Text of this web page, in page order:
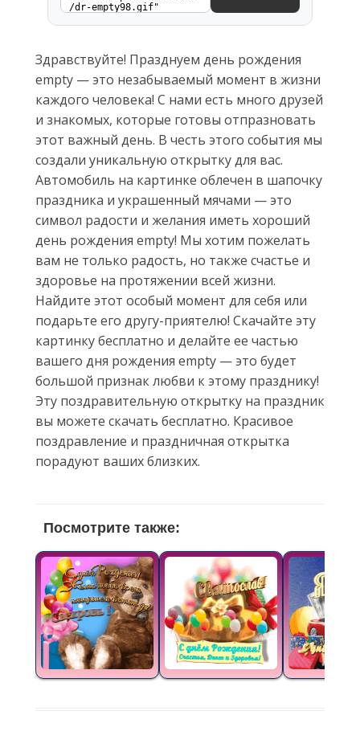
Здравствуйте! Празднуем день рождения
empty — это незабываемый момент в жизни
каждого человека! С нами есть много друзей
и знакомых, которые готовы отпразновать
этот важный день. В честь этого события мы
создали уникальную открытку для вас.
Автомобиль на картинке облечен в шапочку
праздника и украшенный мячами — это
символ радости и желания иметь хороший
день рождения empty! Мы хотим пожелать
вам не только радость, но также счастье и
здоровье на протяжении всей жизни.
Найдите этот особый момент для себя или
подарьте его другу-приятелю! Скачайте эту
картинку бесплатно и делайте ее частью
вашего дня рождения empty — это будет
большой признак любви к этому празднику!
Эту поздравительную открытку на праздник
вы можете скачать бесплатно. Красивое
поздравление и праздничная открытка
порадуют ваших близких.
Посмотрите также: